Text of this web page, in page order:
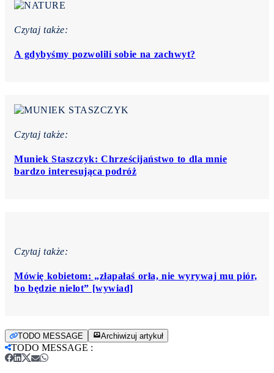
Czytaj także:
A gdybyśmy pozwolili sobie na zachwyt?
Czytaj także:
Muniek Staszczyk: Chrześcijaństwo to dla mnie
bardzo interesująca podróż
Czytaj także:
Mówię kobietom: „złapałaś orła, nie wyrywaj mu piór,
bo będzie nielot” [wywiad]
TODO MESSAGE Archiwizuj artykuł
TODO MESSAGE :